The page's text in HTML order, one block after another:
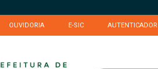
OUVIDORIA E-SIC AUTENTICADOR